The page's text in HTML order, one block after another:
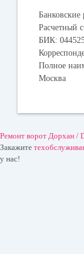
Банковские
Расчетный
БИК:
Полное
Москва
Ремонт ворот Дорхан /
Закажите
у нас!